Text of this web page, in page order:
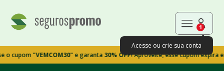
1
Acesse ou crie sua conta
"VEMCOM30"e garanta30% OFF!Aproveite, esse cupom expira em